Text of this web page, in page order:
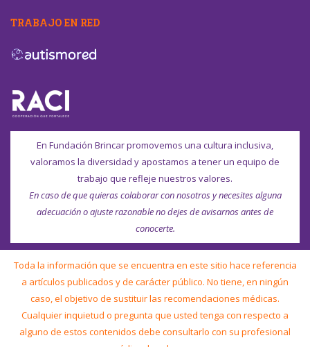
TRABAJO EN RED
En Fundación Brincar promovemos una cultura inclusiva,
valoramos la diversidad y apostamos a tener un equipo de
trabajo que refleje nuestros valores.
En caso de que quieras colaborar con nosotros y necesites alguna
adecuación o ajuste razonable no dejes de avisarnos antes de
conocerte.
Toda la información que se encuentra en este sitio hace referencia
a artículos publicados y de carácter público. No tiene, en ningún
caso, el objetivo de sustituir las recomendaciones médicas.
Cualquier inquietud o pregunta que usted tenga con respecto a
alguno de estos contenidos debe consultarlo con su profesional